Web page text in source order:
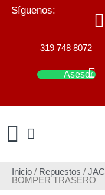
Síguenos:
319 748 8072
Asesor
Inicio / Repuestos / JAC
BOMPER TRASERO